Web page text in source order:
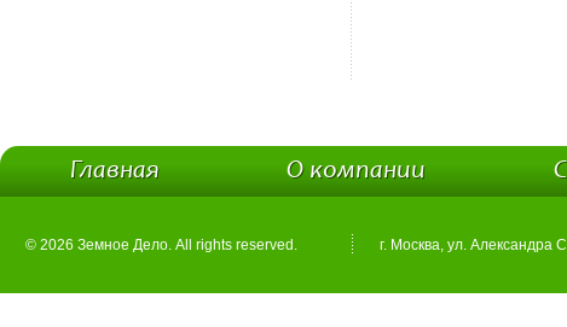
Главная О компании
© 2026 Земное Дело. All rights reserved. г. Москва, ул. Александра